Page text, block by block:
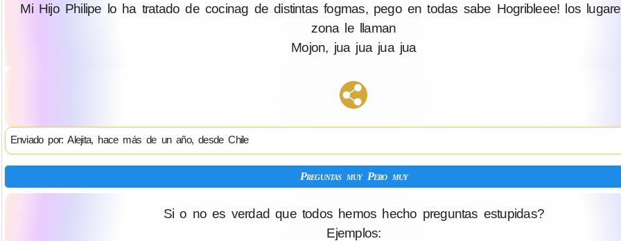
Mi Hijo Philipe lo ha tratado de cocinag de distintas fogmas, pego en todas sabe Hogribleee! los
zona le llaman
Mojon, jua jua jua jua
Enviado por: Alejita, hace más de un año, desde Chile
Preguntas muy Pero muy
Si o no es verdad que todos hemos hecho preguntas estupidas?
Ejemplos: